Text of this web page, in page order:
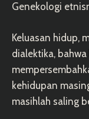
Genekologi
Keluasan hidup,
dialektika,
kehidupan
masihlah saling